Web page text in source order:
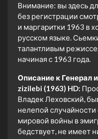
Внимание: вы здесь
без регистрации
и маргаритки 1963 в
русском языке.
талантливым
начиная с 1963 года.
Описание к Генерал
zizilebi (1963) HD:
Владек Леховский,
нелепой случайности
мировой войны в
бедствует, не имеет